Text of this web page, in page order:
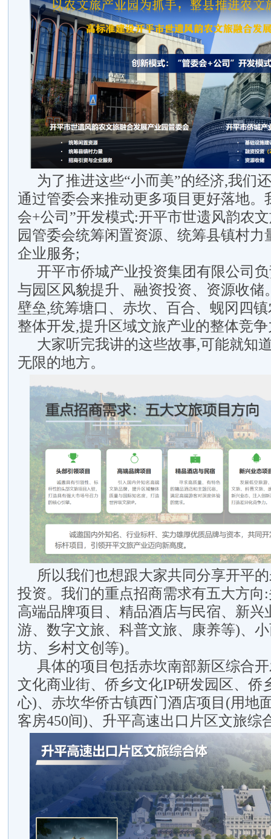
为了推进这些“小而美”的经济,我们
通过管委会来推动更多项目更好落地。
会+公司”开发模式:开平市世遗风韵农
园管委会统筹闲置资源、统筹县镇村力
企业服务;
开平市侨城产业投资集团有限公司
与园区风貌提升、融资投资、资源收储
壁垒,统筹塘口、赤坎、百合、蚬冈四
整体开发,提升区域文旅产业的整体竞
大家听完我讲的这些故事,可能就知
无限的地方。
所以我们也想跟大家共同分享开平
投资。我们的重点招商需求有五大方向
高端品牌项目、精品酒店与民宿、新兴
游、数字文旅、科普文旅、康养等)、
坊、乡村文创等)。
具体的项目包括赤坎南部新区综合
文化商业街、侨乡文化IP研发园区、侨
心)、赤坎华侨古镇西门酒店项目(用地
客房450间)、升平高速出口片区文旅综